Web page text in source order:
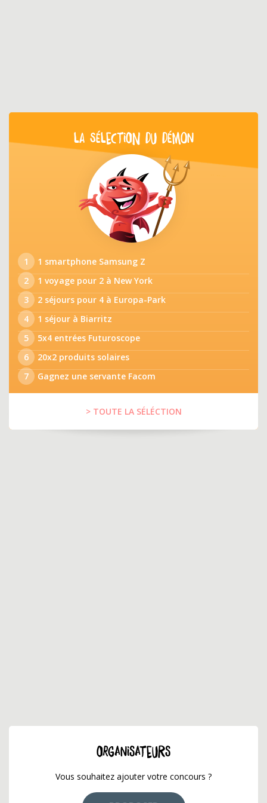
LA SÉLECTION DU DÉMON
1
1 smartphone Samsung Z
2
1 voyage pour 2 à New York
3
2 séjours pour 4 à Europa-Park
4
1 séjour à Biarritz
5
5x4 entrées Futuroscope
6
20x2 produits solaires
7
Gagnez une servante Facom
> TOUTE LA SÉLÉCTION
ORGANISATEURS
Vous souhaitez ajouter votre concours ?